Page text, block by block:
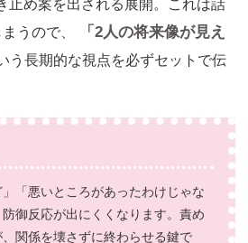
止め案を出される展開。これは話
うので、
「2人の将来像が見え
う長期的な視点を必ずセットで伝
」「悪いところがあったわけじゃな
御反応が出にくくなります。責め
関係を壊さずに終わらせる鍵で